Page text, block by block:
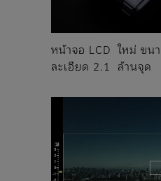
หน้าจอ LCD ใหม่ ขน
ละเอียด 2.1 ล้านจุด